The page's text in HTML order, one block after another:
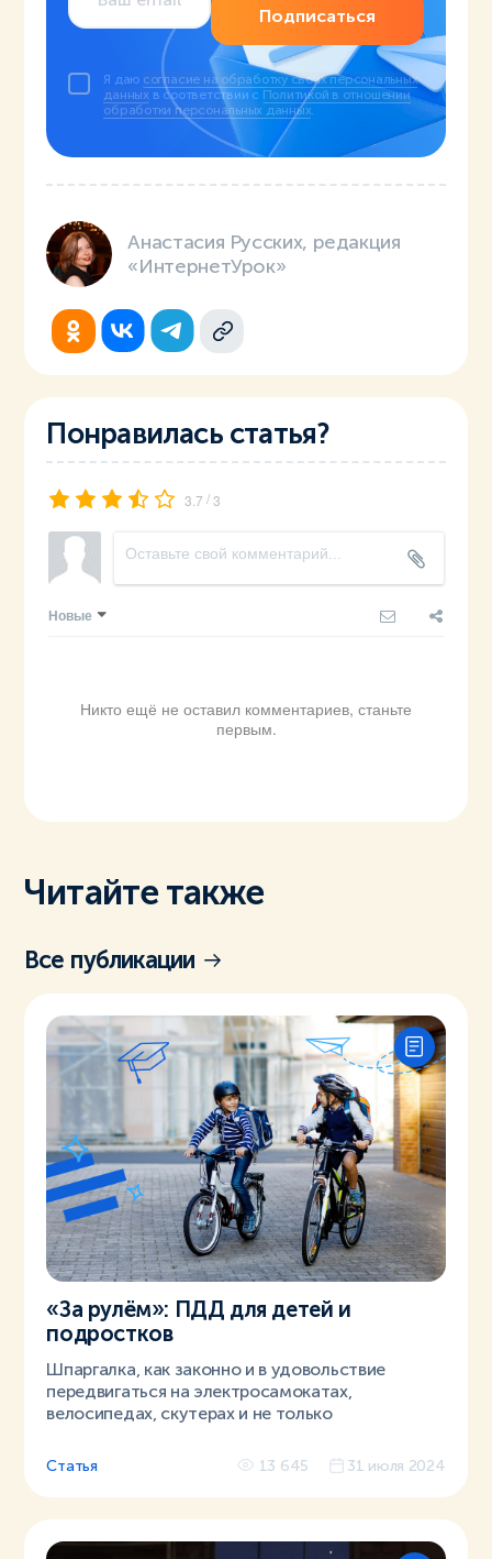
Подписаться
Я даю согласие на обработку своих персональных
данных в соответствии с Политикой в отношении
обработки персональных данных
Анастасия Русских, редакция
«ИнтернетУрок»
Понравилась статья?
3.7 /3
Новые
Никто ещё не оставил комментариев, станьте
первым.
Читайте также
Все публикации
«За рулём»: ПДД для детей и
подростков
Шпаргалка, как законно и в удовольствие
передвигаться на электросамокатах,
велосипедах, скутерах и не только
Статья 13 645 31 июля 2024